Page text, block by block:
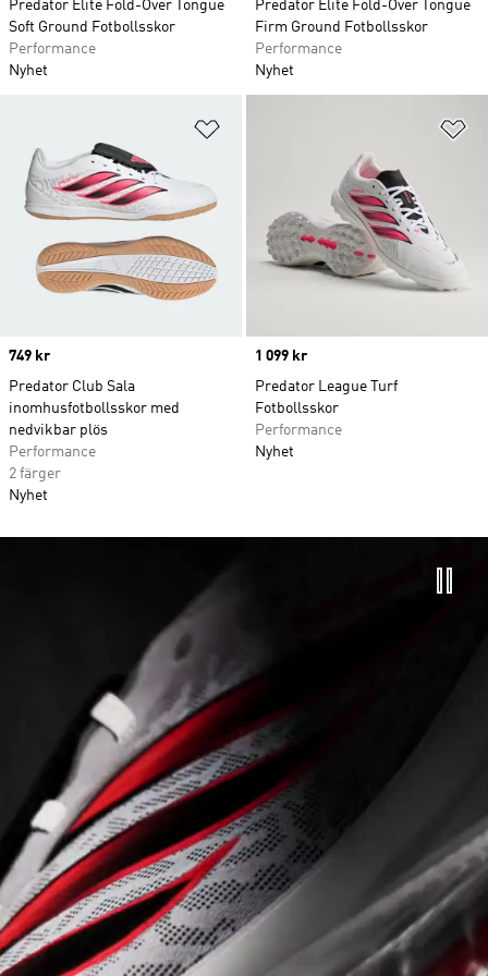
Predator Elite Fold-Over Tongue
Soft Ground Fotbollsskor
Performance
Nyhet
Predator Elite Fold-Over Tongue
Firm Ground Fotbollsskor
Performance
Nyhet
Price
749 kr
Predator Club Sala
inomhusfotbollsskor med
nedvikbar plös
Performance
2 färger
Nyhet
Price
1 099 kr
Predator League Turf
Fotbollsskor
Performance
Nyhet